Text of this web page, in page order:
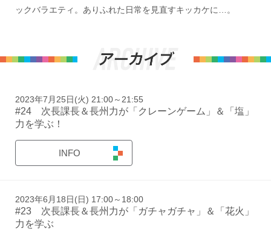
ックバラエティ。ありふれた日常を見直すキッカケに…。
2023年7月25日(火) 21:00～21:55
#24 次長課長＆長州力が「クレーンゲーム」＆「塩」
力を学ぶ！
INFO
2023年6月18日(日) 17:00～18:00
#23 次長課長＆長州力が「ガチャガチャ」＆「花火」
力を学ぶ